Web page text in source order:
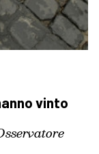
vinto